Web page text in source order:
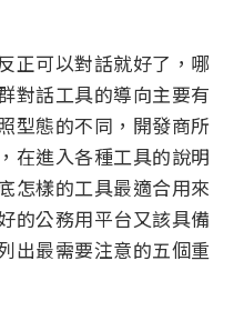
正可以對話就好了，哪
對話工具的導向主要有
型態的不同，開發商所
在進入各種工具的說明
怎樣的工具最適合用來
的公務用平台又該具備
出最需要注意的五個重